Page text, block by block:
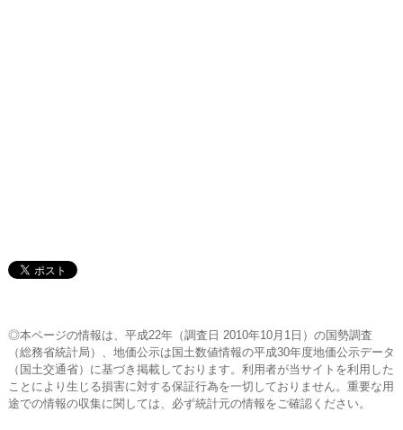
◎本ページの情報は、平成22年（調査日 2010年10月1日）の国勢調査
（総務省統計局）、地価公示は国土数値情報の平成30年度地価公示データ
（国土交通省）に基づき掲載しております。利用者が当サイトを利用した
ことにより生じる損害に対する保証行為を一切しておりません。重要な用
途での情報の収集に関しては、必ず統計元の情報をご確認ください。